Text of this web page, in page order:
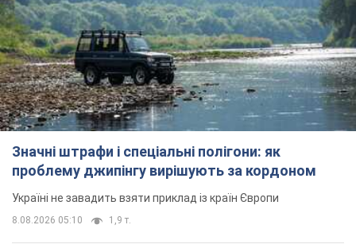
Значні штрафи і спеціальні полігони: як
проблему джипінгу вирішують за кордоном
Україні не завадить взяти приклад із країн Європи
8.08.2026 05:10 1,9 т.